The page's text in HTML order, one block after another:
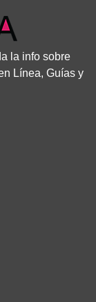
la info sobre
Línea, Guías y